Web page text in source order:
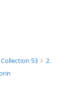
Collection 53
2.